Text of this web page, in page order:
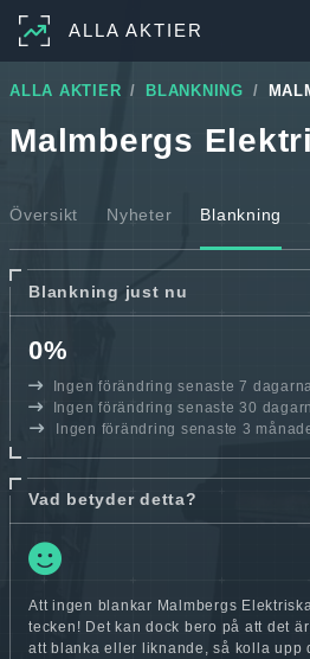
ALLA AKTIER
ALLA AKTIER BLANKNING
Malmbergs
Översikt Nyheter Blankning
Blankning just nu
0%
Ingen förändring senaste 7 dagarna
Ingen förändring senaste 30
Ingen förändring senaste 3
Vad betyder detta?
Att ingen blankar Malmbergs
tecken! Det kan dock bero på att det
att blanka eller liknande, så kolla upp